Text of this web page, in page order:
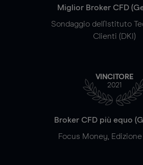
Miglior Broker CFD
Sondaggio dell'Istituto
Clienti (DKI)
VINCITORE
2021
Broker CFD più equo
Focus Money, Edizione